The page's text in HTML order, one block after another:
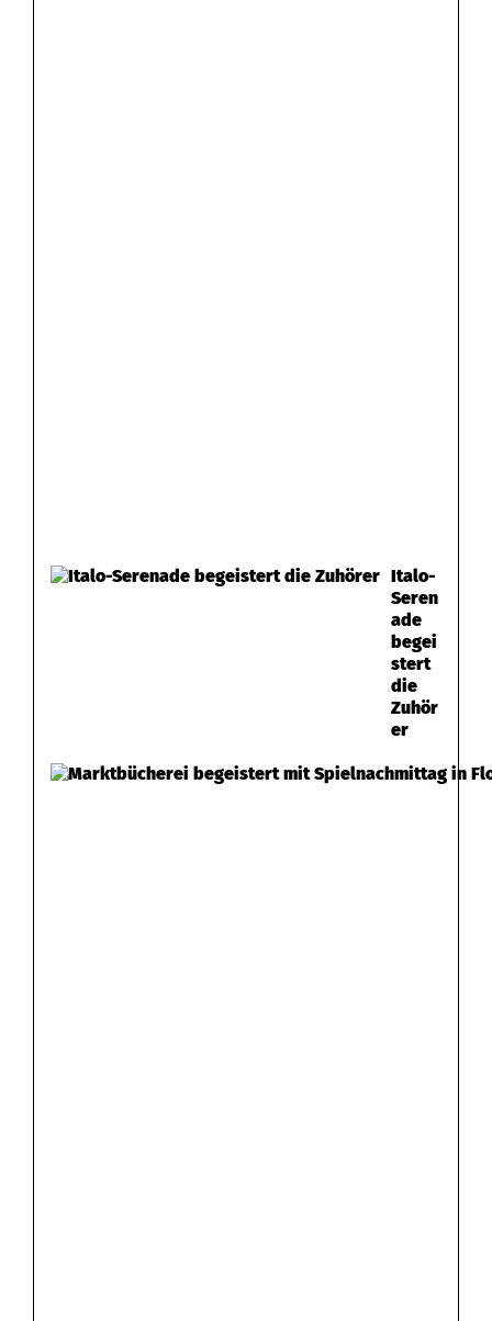
Italo-
Seren
ade
begei
stert
die
Zuhör
er